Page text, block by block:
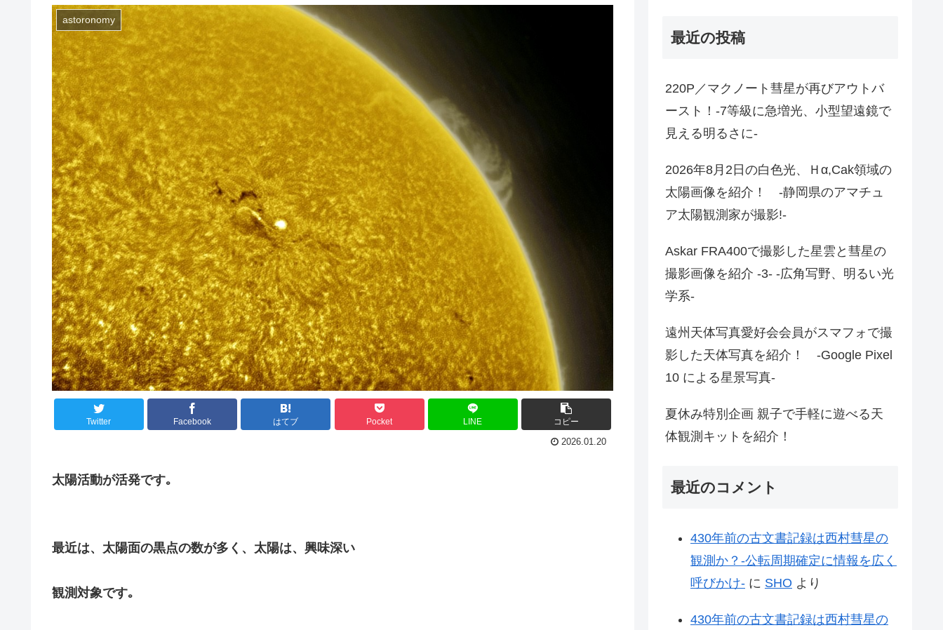
astoronomy
Twitter Facebook はてブ Pocket LINE コピー
2026.01.20
太陽活動が活発です｡
最近は、太陽面の黒点の数が多く、太陽は、興味深い
観測対象です｡
最近の投稿
220P／マクノート彗星が再びアウトバ
ースト！-7等級に急増光、小型望遠鏡で
見える明るさに-
2026年8月2日の白色光、Ｈα,Cak領域の
太陽画像を紹介！ -静岡県のアマチュ
ア太陽観測家が撮影!-
Askar FRA400で撮影した星雲と彗星の
撮影画像を紹介 -3- -広角写野、明るい光
学系-
遠州天体写真愛好会会員がスマフォで撮
影した天体写真を紹介！ -Google Pixel
10 による星景写真-
夏休み特別企画 親子で手軽に遊べる天
体観測キットを紹介！
最近のコメント
430年前の古文書記録は西村彗星の
観測か？-公転周期確定に情報を広く
呼びかけ- に SHO より
430年前の古文書記録は西村彗星の